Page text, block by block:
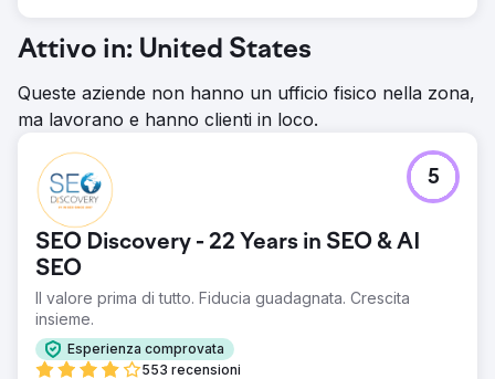
Nel giro di 2 mesi, Clarity Financial ha raggiunto la prima
pagina per la sua parola chiave principale. Dopo 6 mesi,
assicurata la prima posizione. Questo ha generato un
aumento del +274% del traffico organico, 29 parole
del traffico organico, consolidando la sua posizione di
principale broker di mutui a Canberra.
Vai alla pagina agenzia
Attivo in: United States
Queste aziende non hanno un ufficio fisico nella zona,
ma lavorano e hanno clienti in loco.
SEO Discovery - 22 Years in SEO & AI
SEO
Il valore prima di tutto. Fiducia guadagnata. Crescita
insieme.
Esperienza comprovata
553 recensioni
5